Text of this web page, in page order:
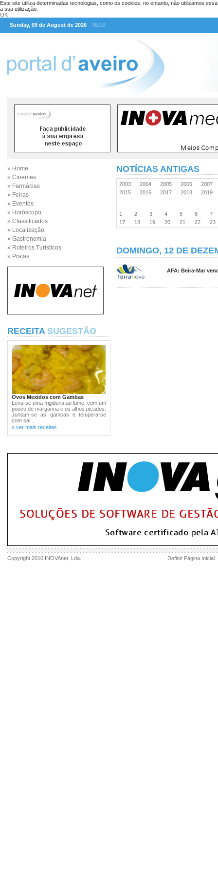
Este site utiliza determinadas tecnologias, como os cookies, no entanto, não utilizamos
a sua utilização.
OK
Sunday, 09 de August de 2026
06:10
» Home
» Cinemas
» Farmácias
» Feiras
» Eventos
» Horóscopo
» Classificados
» Localização
» Gastronomia
» Roteiros Turísticos
» Praias
RECEITA SUGESTÃO
Ovos Mexidos com Gambas
Leva-se uma frigideira ao lume, com um
pouco de margarina e os alhos picados.
Juntam-se as gambas e tempera-se
com sal ...
» ver mais receitas
NOTÍCIAS ANTIGAS
2003 2004 2005 2006
2007
2015
2016 2017 2018 2019
1 2 3 4 5 6
7
17
18 19 20 21 22 23
DOMINGO, 12 DE
AFA: Beira-Mar
Copyright 2010 INOVAnet , Lda. Definir Página Inicial